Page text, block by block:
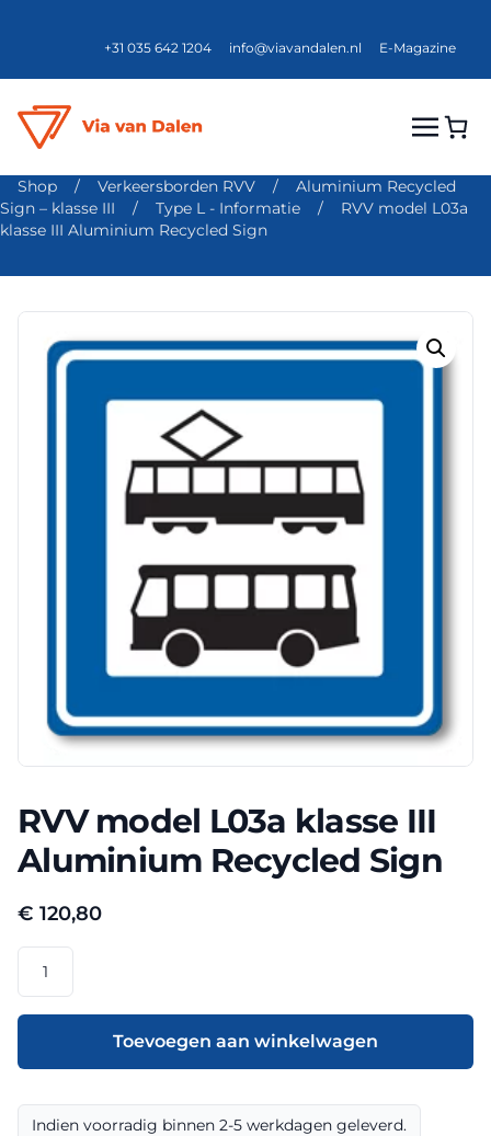
+31 035 642 1204 info@viavandalen.nl E-Magazine
Shop / Verkeersborden RVV /
Aluminium Recycled
Sign – klasse III
/ Type L - Informatie /
RVV model L03a
klasse III Aluminium Recycled Sign
RVV model L03a klasse III
Aluminium Recycled Sign
€ 120,80
model
L03a
III
Recycled
Toevoegen aan winkelwagen
Indien voorradig binnen 2-5 werkdagen geleverd.